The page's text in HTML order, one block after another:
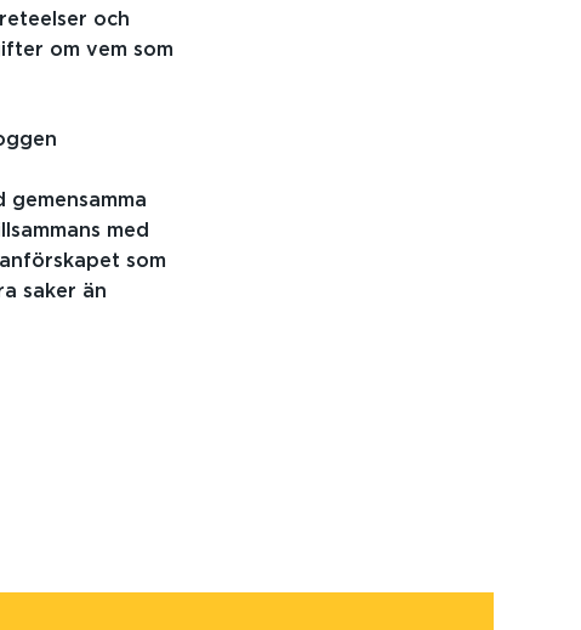
och
om vem som
med
som
saker än